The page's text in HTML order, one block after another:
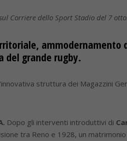
Corriere dello Sport Stadio del 7
ammodernamento
del grande rugby.
struttura dei Magazzini
Dopo gli interventi introduttivi di
tra Reno e 1928, un